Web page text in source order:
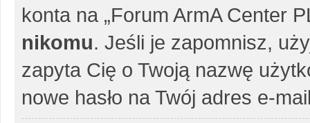
konta na „Forum ArmA Center
nikomu. Jeśli je zapomnisz,
zapyta Cię o Twoją nazwę
nowe hasło na Twój adres e-